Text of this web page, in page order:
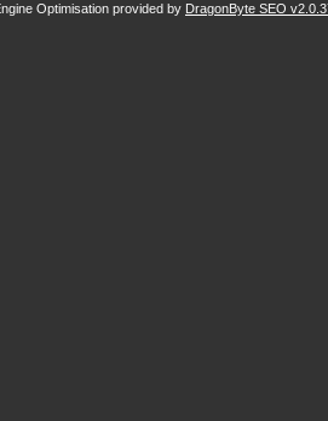
Optimisation provided by DragonByte SEO